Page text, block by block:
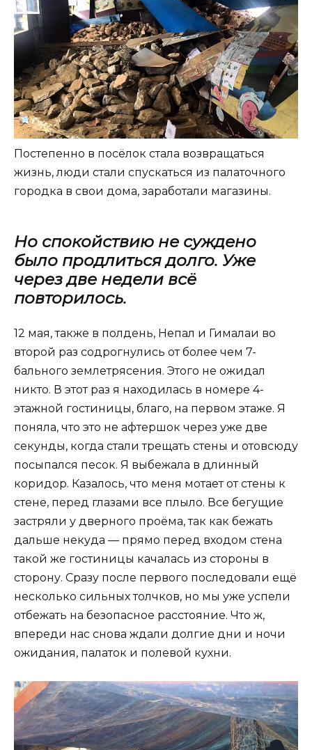
Постепенно в посёлок стала возвращаться
жизнь, люди стали спускаться из палаточного
городка в свои дома, заработали магазины.
Но спокойствию не суждено
было продлиться долго. Уже
через две недели всё
повторилось.
12 мая, также в полдень, Непал и Гималаи во
второй раз содрогнулись от более чем 7-
бального землетрясения. Этого не ожидал
никто. В этот раз я находилась в номере 4-
этажной гостиницы, благо, на первом этаже. Я
поняла, что это не афтершок через уже две
секунды, когда стали трещать стены и отовсюду
посыпался песок. Я выбежала в длинный
коридор. Казалось, что меня мотает от стены к
стене, перед глазами все плыло. Все бегущие
застряли у дверного проёма, так как бежать
дальше некуда — прямо перед входом стена
такой же гостиницы качалась из стороны в
сторону. Сразу после первого последовали ещё
несколько сильных толчков, но мы уже успели
отбежать на безопасное расстояние. Что ж,
впереди нас снова ждали долгие дни и ночи
ожидания, палаток и полевой кухни.